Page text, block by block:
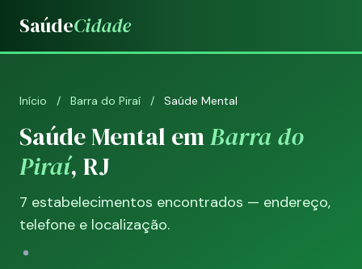
SaúdeCidade
Início / Barra do Piraí / Saúde Mental
Saúde Mental emBarra do
Piraí, RJ
7 estabelecimentos encontrados — endereço,
telefone e localização.